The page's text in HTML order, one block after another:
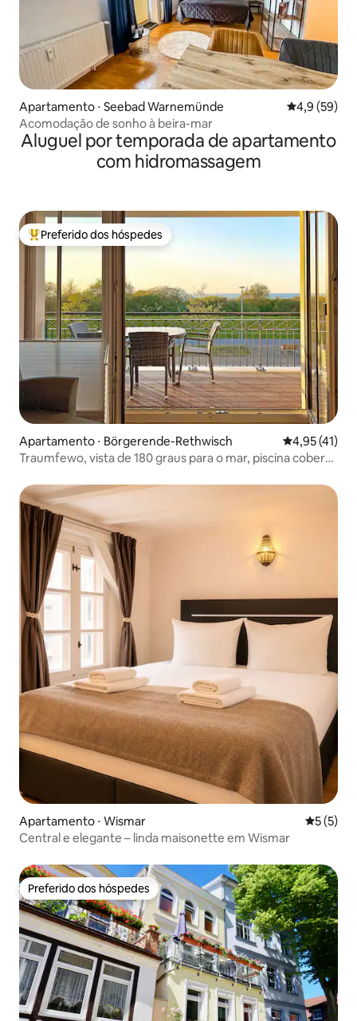
Apartamento ⋅ Seebad Warnemünde 4,9 de uma
4,9 (59)
Acomodação de sonho à beira-mar
Aluguel por temporada de apartamento
com hidromassagem
Entre os melhores preferidos dos hóspedes
Preferido dos hóspedes
Apartamento ⋅ Börgerende-Rethwisch 4,95 de uma
4,95 (41)
Traumfewo, vista de 180 graus para o mar, piscina coberta
Apartamento ⋅ Wismar 5 de
5 (5)
Central e elegante – linda maisonette em Wismar
Preferido dos hóspedes
Preferido dos hóspedes